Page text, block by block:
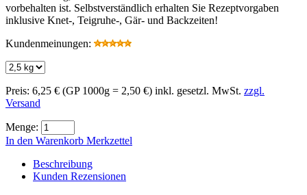
vorbehalten ist. Selbstverständlich erhalten Sie Rezeptvorgaben
inklusive Knet-, Teigruhe-, Gär- und Backzeiten!
Kundenmeinungen:
Preis: 6,25 € (GP 1000g = 2,50 €) inkl. gesetzl. MwSt. zzgl.
Versand
Menge:
In den Warenkorb Merkzettel
Beschreibung
Kunden Rezensionen